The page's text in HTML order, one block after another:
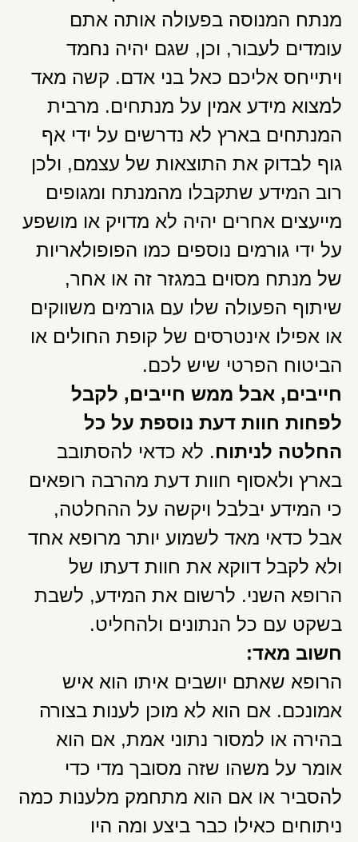
מנתח המנוסה בפעולה אותה אתם
עומדים לעבור, וכן, שגם יהיה נחמד
ויתייחס אליכם כאל בני אדם. קשה מאד
למצוא מידע אמין על מנתחים. מרבית
המנתחים בארץ לא נדרשים על ידי אף
גוף לבדוק את התוצאות של עצמם, ולכן
רוב המידע שתקבלו מהמנתח ומגופים
מייעצים אחרים יהיה לא מדויק או מושפע
על ידי גורמים נוספים כמו הפופולאריות
של מנתח מסוים במגזר זה או אחר,
שיתוף הפעולה שלו עם גורמים משווקים
או אפילו אינטרסים של קופת החולים או
הביטוח הפרטי שיש לכם.
חייבים, אבל ממש חייבים, לקבל
לפחות חוות דעת נוספת על כל
החלטה לניתוח. לא כדאי להסתובב
בארץ ולאסוף חוות דעת מהרבה רופאים
כי המידע יבלבל ויקשה על ההחלטה,
אבל כדאי מאד לשמוע יותר מרופא אחד
ולא לקבל דווקא את חוות דעתו של
הרופא השני. לרשום את המידע, לשבת
בשקט עם כל הנתונים ולהחליט.
חשוב מאד:
הרופא שאתם יושבים איתו הוא איש
אמונכם. אם הוא לא מוכן לענות בצורה
בהירה או למסור נתוני אמת, אם הוא
אומר על משהו שזה מסובך מדי כדי
להסביר או אם הוא מתחמק מלענות כמה
ניתוחים כאילו כבר ביצע ומה היו